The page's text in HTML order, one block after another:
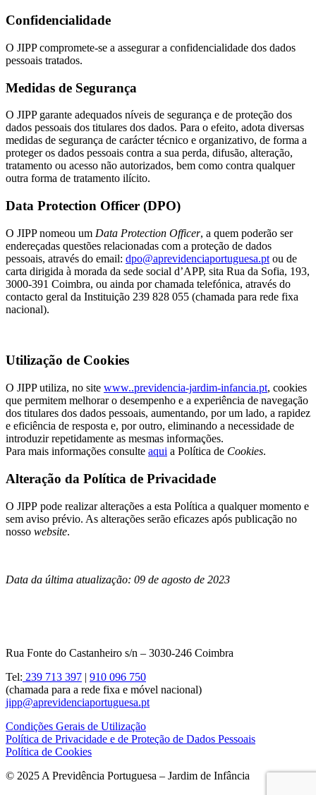
Confidencialidade
O JIPP compromete-se a assegurar a confidencialidade dos dados
pessoais tratados.
Medidas de Segurança
O JIPP garante adequados níveis de segurança e de proteção dos
dados pessoais dos titulares dos dados. Para o efeito, adota diversas
medidas de segurança de carácter técnico e organizativo, de forma a
proteger os dados pessoais contra a sua perda, difusão, alteração,
tratamento ou acesso não autorizados, bem como contra qualquer
outra forma de tratamento ilícito.
Data Protection Officer (DPO)
O JIPP nomeou um Data Protection Officer, a quem poderão ser
endereçadas questões relacionadas com a proteção de dados
pessoais, através do email: dpo@aprevidenciaportuguesa.pt ou de
carta dirigida à morada da sede social d’APP, sita Rua da Sofia, 193,
3000-391 Coimbra, ou ainda por chamada telefónica, através do
contacto geral da Instituição 239 828 055 (chamada para rede fixa
nacional).
Utilização de Cookies
O JIPP utiliza, no site www..previdencia-jardim-infancia.pt, cookies
que permitem melhorar o desempenho e a experiência de navegação
dos titulares dos dados pessoais, aumentando, por um lado, a rapidez
e eficiência de resposta e, por outro, eliminando a necessidade de
introduzir repetidamente as mesmas informações.
Para mais informações consulte aqui a Política de Cookies.
Alteração da Política de Privacidade
O JIPP pode realizar alterações a esta Política a qualquer momento e
sem aviso prévio. As alterações serão eficazes após publicação no
nosso website.
Data da última atualização: 09 de agosto de 2023
Rua Fonte do Castanheiro s/n – 3030-246 Coimbra
Tel: 239 713 397 | 910 096 750
(chamada para a rede fixa e móvel nacional)
jipp@aprevidenciaportuguesa.pt
Condições Gerais de Utilização
Política de Privacidade e de Proteção de Dados Pessoais
Política de Cookies
© 2025 A Previdência Portuguesa – Jardim de Infância